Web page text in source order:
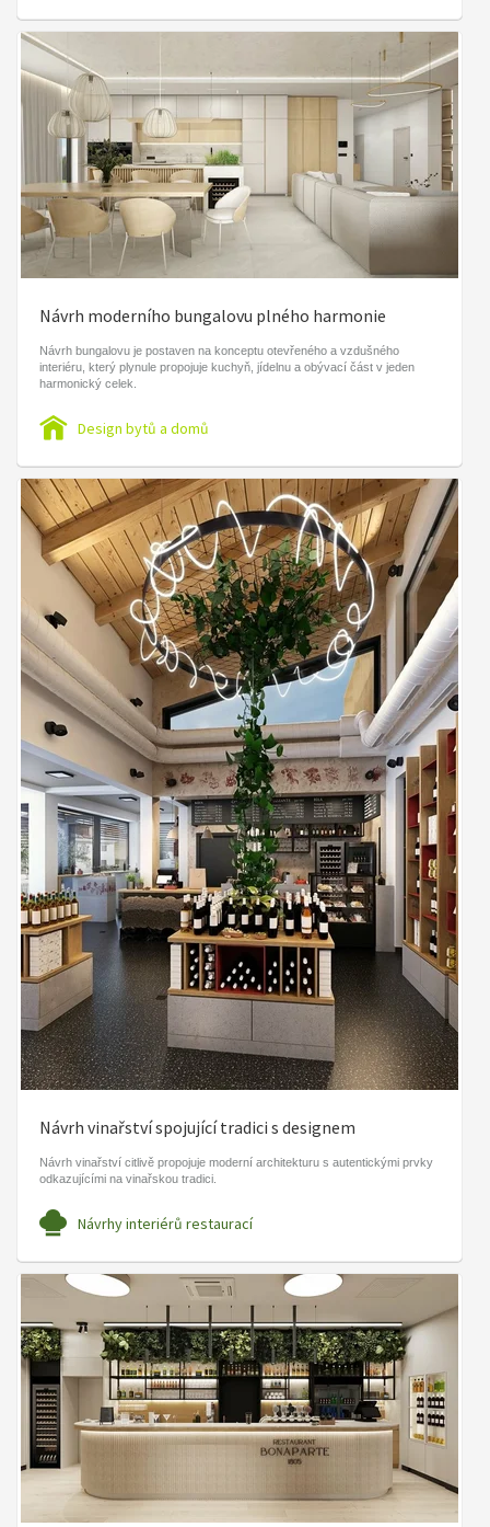
Návrh moderního bungalovu plného harmonie
Návrh bungalovu je postaven na konceptu otevřeného a vzdušného
interiéru, který plynule propojuje kuchyň, jídelnu a obývací část v jeden
harmonický celek.
Design bytů a domů
Návrh vinařství spojující tradici s designem
Návrh vinařství citlivě propojuje moderní architekturu s autentickými prvky
odkazujícími na vinařskou tradici.
Návrhy interiérů restaurací